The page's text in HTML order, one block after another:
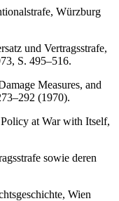
Würzburg
und Vertragsstrafe,
S. 495–516.
Measures, and
(1970).
at War with Itself,
sowie deren
Wien